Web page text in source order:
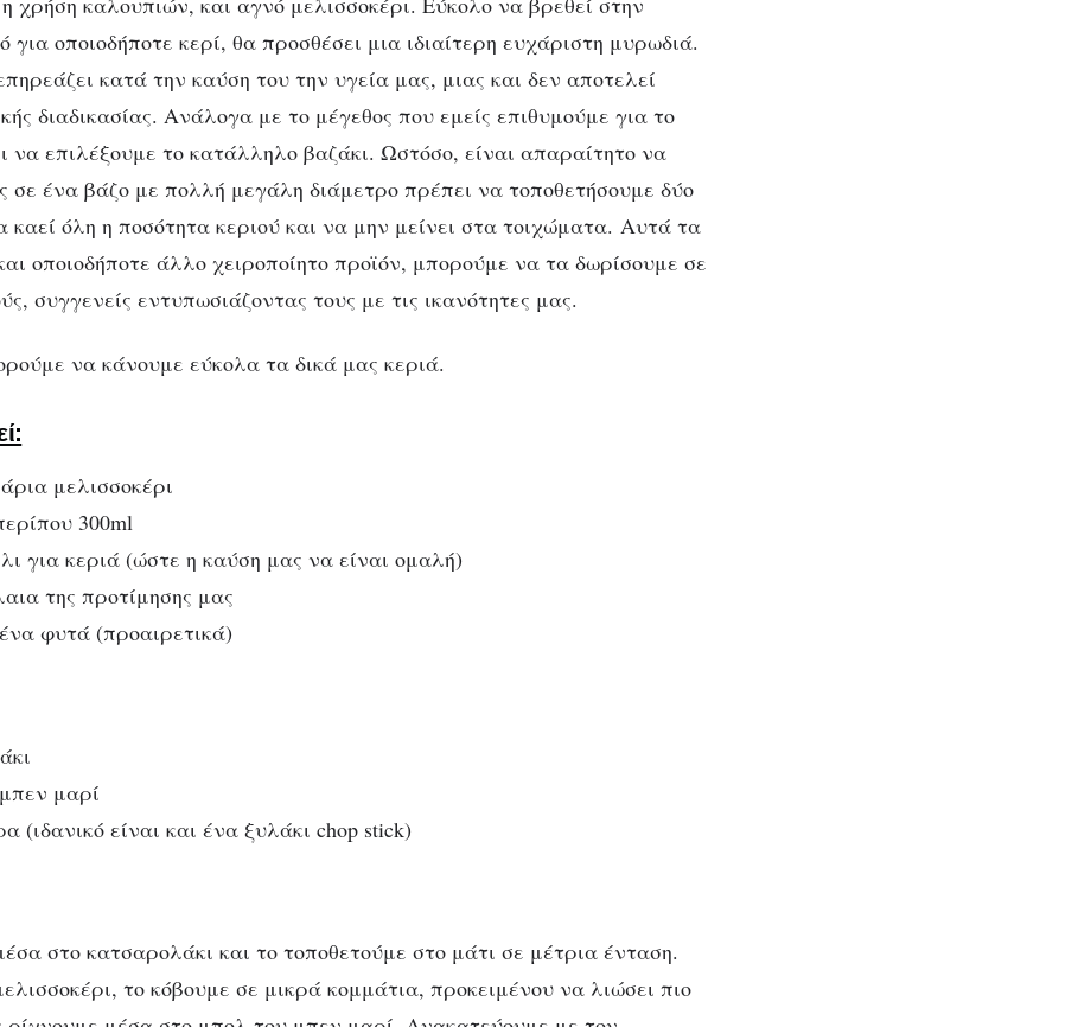
εύκολα τα
μας αρωματικά κεριά
σε βαζάκια!
για οποιοδήποτε κερί, θα προσθέσει μια ιδιαίτερη ευχάριστη μυρωδιά.
κατά την καύση του την υγεία μας, μιας και δεν αποτελεί
διαδικασίας. Ανάλογα με το μέγεθος που εμείς επιθυμούμε για το
να επιλέξουμε το κατάλληλο βαζάκι. Ωστόσο, είναι απαραίτητο να
σε ένα βάζο με πολλή μεγάλη διάμετρο πρέπει να τοποθετήσουμε δύο
καεί όλη η ποσότητα κεριού και να μην μείνει στα τοιχώματα. Αυτά τα
οποιοδήποτε άλλο χειροποίητο προϊόν, μπορούμε να τα δωρίσουμε σε
συγγενείς εντυπωσιάζοντας τους με τις ικανότητες μας.
να κάνουμε εύκολα τα δικά μας κεριά.
μελισσοκέρι
300ml
για κεριά (ώστε η καύση μας να είναι ομαλή)
της προτίμησης μας
φυτά (προαιρετικά)
μαρί
(ιδανικό είναι και ένα ξυλάκι chop stick)
στο κατσαρολάκι και το τοποθετούμε στο μάτι σε μέτρια ένταση.
το κόβουμε σε μικρά κομμάτια, προκειμένου να λιώσει πιο